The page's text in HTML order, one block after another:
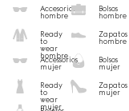
Accesorios
hombre
Bolsos
hombre
Ready
to
wear
hombre
Zapatos
hombre
Accessorios
mujer
Bolsos
mujer
Ready
to
wear
mujer
Zapatos
mujer